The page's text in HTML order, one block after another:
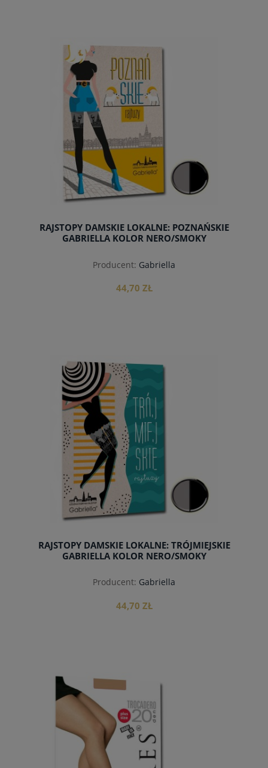
do koszyka
RAJSTOPY DAMSKIE LOKALNE: POZNAŃSKIE
GABRIELLA KOLOR NERO/SMOKY
Producent: Gabriella
44,70 ZŁ
do koszyka
RAJSTOPY DAMSKIE LOKALNE: TRÓJMIEJSKIE
GABRIELLA KOLOR NERO/SMOKY
Producent: Gabriella
44,70 ZŁ
do koszyka